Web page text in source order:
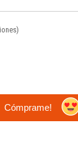
Cómprame!